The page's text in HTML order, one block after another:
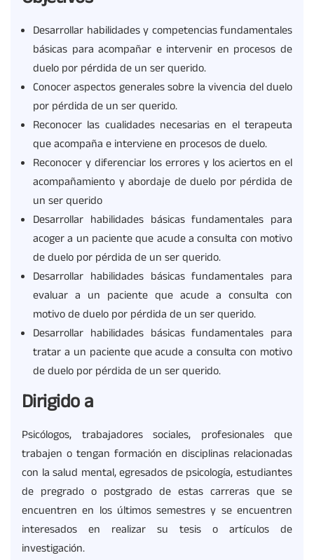
Desarrollar habilidades y competencias fundamentales
básicas para acompañar e intervenir en procesos de
duelo por pérdida de un ser querido.
Conocer aspectos generales sobre la vivencia del duelo
por pérdida de un ser querido.
Reconocer las cualidades necesarias en el terapeuta
que acompaña e interviene en procesos de duelo.
Reconocer y diferenciar los errores y los aciertos en el
acompañamiento y abordaje de duelo por pérdida de
un ser querido
Desarrollar habilidades básicas fundamentales para
acoger a un paciente que acude a consulta con motivo
de duelo por pérdida de un ser querido.
Desarrollar habilidades básicas fundamentales para
evaluar a un paciente que acude a consulta con
motivo de duelo por pérdida de un ser querido.
Desarrollar habilidades básicas fundamentales para
tratar a un paciente que acude a consulta con motivo
de duelo por pérdida de un ser querido.
Dirigido a
Psicólogos, trabajadores sociales, profesionales que
trabajen o tengan formación en disciplinas relacionadas
con la salud mental, egresados de psicología, estudiantes
de pregrado o postgrado de estas carreras que se
encuentren en los últimos semestres y se encuentren
interesados en realizar su tesis o artículos de
investigación.